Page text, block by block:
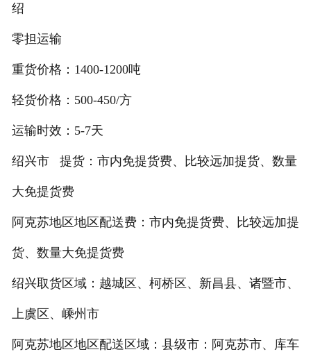
绍
零担运输
重货价格：1400-1200吨
轻货价格：500-450/方
运输时效：5-7天
绍兴市 提货：市内免提货费、比较远加提货、数量
大免提货费
阿克苏地区地区配送费：市内免提货费、比较远加提
货、数量大免提货费
绍兴取货区域：越城区、柯桥区、新昌县、诸暨市、
上虞区、嵊州市
阿克苏地区地区配送区域：县级市：阿克苏市、库车